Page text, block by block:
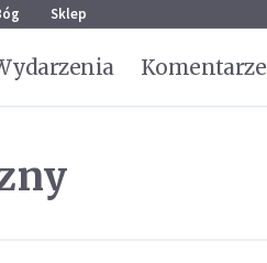
Sklep
Komentarze